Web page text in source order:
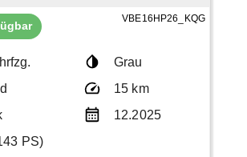
VBE16HP26_KQG
Grau
15 km
12.2025
PS)